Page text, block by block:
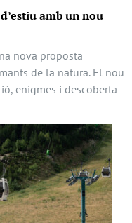
amb un nou
nova proposta
de la natura. El nou
enigmes i descoberta